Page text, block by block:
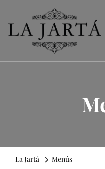
La Jartá
Taberna andaluza en el
La Jartá Menús